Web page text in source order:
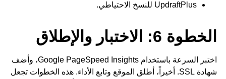
UpdraftPlus للنسخ الاحتياطي.
الخطوة 6: الاختبار والإطلاق
اختبر السرعة باستخدام Google PageSpeed Insights، وأضف
شهادة SSL. أخيراً، أطلق الموقع وتابع الأداء. هذه الخطوات تجعل